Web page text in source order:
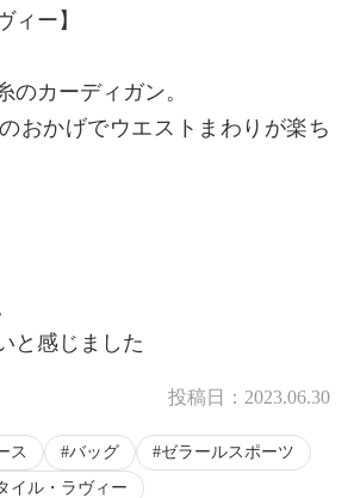
ィー】
のカーディガン。
おかげでウエストまわりが楽ち
と感じました
投稿日： 2023.06.30
ス バッグ
ゼラールスポーツ
イル・ラヴィー